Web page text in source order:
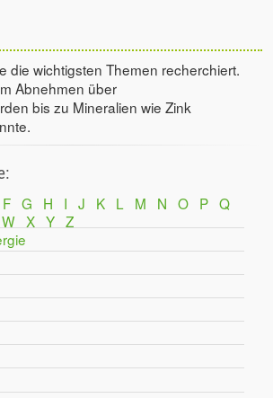
die wichtigsten Themen recherchiert.
Abnehmen über
bis zu Mineralien wie Zink
F G H I J K L M N O P Q
W X Y Z